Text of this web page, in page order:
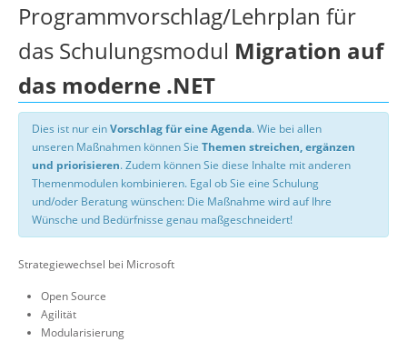
Programmvorschlag/Lehrplan für
das Schulungsmodul Migration auf
das moderne .NET
Dies ist nur einVorschlag für eine Agenda. Wie bei allen
unseren Maßnahmen können Sie Themen streichen, ergänzen
und priorisieren. Zudem können Sie diese Inhalte mit anderen
Themenmodulen kombinieren. Egal ob Sie eine Schulung
und/oder Beratung wünschen: Die Maßnahme wird auf Ihre
Wünsche und Bedürfnisse genau maßgeschneidert!
Strategiewechsel bei Microsoft
Open Source
Agilität
Modularisierung